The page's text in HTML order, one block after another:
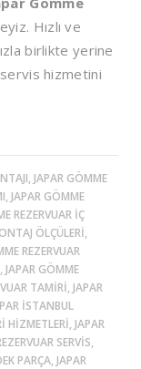
Hızlı ve
birlikte yerine
hizmetini
JAPAR GÖMME
JAPAR GÖMME
REZERVUAR İÇ
ÖLÇÜLERI,
REZERVUAR
JAPAR GÖMME
TAMIRI, JAPAR
ISTANBUL
HIZMETLERI, JAPAR
SERVIS,
PARÇA, JAPAR